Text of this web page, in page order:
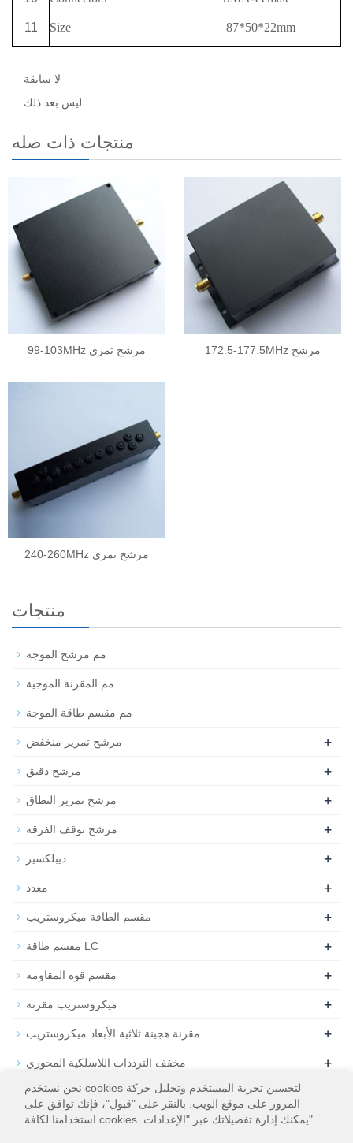
11 Size 87*50*22mm
لا سابقة
ليس بعد ذلك
منتجات ذات صله
99-103MHz مرشح تمري 172.5-177.5MHz مرشح
240-260MHz مرشح تمري
منتجات
مم مرشح الموجة
مم المقرنة الموجية
مم مقسم طاقة الموجة
مرشح تمرير منخفض +
مرشح دقيق +
مرشح تمرير النطاق +
مرشح توقف الفرقة +
ديبلكسير +
معدد +
مقسم الطاقة ميكروستريب +
مقسم طاقة LC +
مقسم قوة المقاومة +
ميكروستريب مقرنة +
مقرنة هجينة ثلاثية الأبعاد ميكروستريب +
مخفف الترددات اللاسلكية المحوري +
تحميل التردد اللاسلكي المحوري
نحن نستخدم cookies لتحسين تجربة المستخدم وتحليل حركة
المرور على موقع الويب. بالنقر على "قبول"، فإنك توافق على
استخدامنا لكافة cookies. يمكنك إدارة تفضيلاتك عبر "الإعدادات".